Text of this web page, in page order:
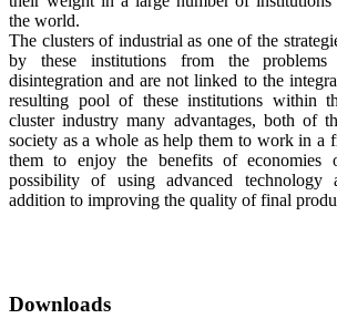
the world.
The clusters of industrial as one of the
by these institutions from the
disintegration and are not linked to the
resulting pool of these institutions within
cluster industry many advantages, both of
society as a whole as help them to work in a
them to enjoy the benefits of economies
possibility of using advanced technology
addition to improving the quality of final
Downloads